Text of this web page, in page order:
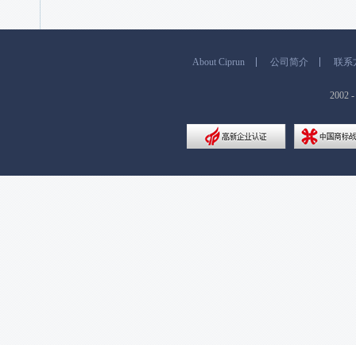
About Ciprun 公司简介 联系
2002